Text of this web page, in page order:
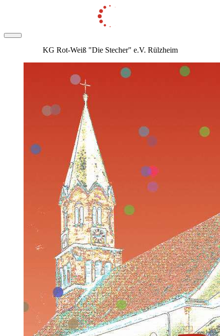
KG Rot-Weiß "Die Stecher" e.V. Rülzheim